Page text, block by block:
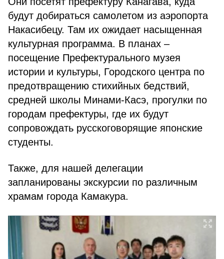
будут добираться самолетом из аэропорта
Накасибецу. Там их ожидает насыщенная
культурная программа. В планах –
посещение Префектурального музея
истории и культуры, Городского центра по
предотвращению стихийных бедствий,
средней школы Минами-Касэ, прогулки по
городам префектуры, где их будут
сопровождать русскоговорящие японские
студенты.
Также, для нашей делегации
запланированы экскурсии по различным
храмам города Камакура.